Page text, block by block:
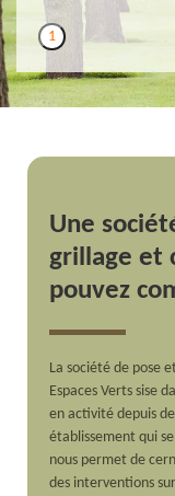
1
Une
grillage et
pouvez
La société de pose
Espaces Verts sise
en activité depuis
établissement qui
nous permet de
des interventions